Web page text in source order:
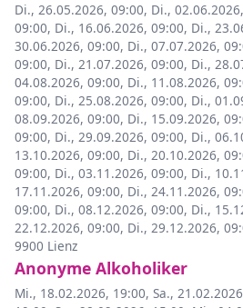
Di., 26.05.2026, 09:00, Di.,
09:00, Di., 16.06.2026, 09:00, Di.,
30.06.2026, 09:00, Di., 07.07.2026,
09:00, Di., 21.07.2026, 09:00, Di.,
04.08.2026, 09:00, Di., 11.08.2026,
09:00, Di., 25.08.2026, 09:00, Di.,
08.09.2026, 09:00, Di., 15.09.2026,
09:00, Di., 29.09.2026, 09:00, Di.,
13.10.2026, 09:00, Di., 20.10.2026,
09:00, Di., 03.11.2026, 09:00, Di.,
17.11.2026, 09:00, Di., 24.11.2026,
09:00, Di., 08.12.2026, 09:00, Di.,
22.12.2026, 09:00, Di., 29.12.2026,
9900 Lienz
Anonyme Alkoholiker
Mi., 18.02.2026, 19:00, Sa.,